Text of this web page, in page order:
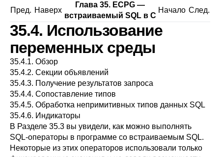
Пред. Наверх
Глава 35. ECPG —
встраиваемый SQLв C
Начало След.
35.4. Использование
переменных среды
35.4.1. Обзор
35.4.2. Секции объявлений
35.4.3. Получение результатов запроса
35.4.4. Сопоставление типов
35.4.5. Обработка непримитивных типов данных SQL
35.4.6. Индикаторы
В Разделе 35.3 вы увидели, как можно выполнять
SQL-операторы в программе со встраиваемым SQL.
Некоторые из этих операторов использовали только